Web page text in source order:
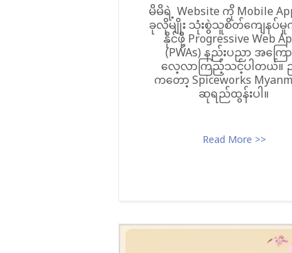
မိမိရဲ့ Website ကို Mobile
ခုလိုမျိုး သုံးစွဲသူစိတ်ကျေနပ်မှု
နိုင်ဖို့ Progressive Web
(PWAs) နည်းပညာ အကြေ
လေ့လာကြည့်သင့်ပါတယ်။
ကတော့ Spiceworks
ဆုရည်ထွန်းပါ။
Read More >>